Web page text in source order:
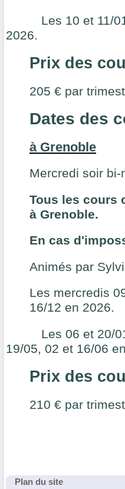
Les 10 et 11/01,
2026.
Prix des
205 € par
Dates des
à Grenoble
Mercredi soir
Tous les cours
à Grenoble.
En cas
Animés par
Les mercredis
16/12 en 2026.
Les 06 et 20/01,
19/05, 02 et 16/06
Prix des
210 € par
Plan du site